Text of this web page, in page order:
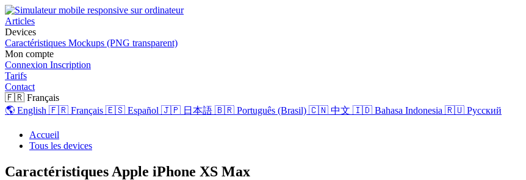
Articles
Devices
Caractéristiques Mockups (PNG transparent)
Mon compte
Connexion Inscription
Tarifs
Contact
🇫🇷 Français
🌎 English 🇫🇷 Français 🇪🇸 Español 🇯🇵 日本語 🇧🇷 Português (Brasil) 🇨🇳 中文 🇮🇩 Bahasa Indonesia 🇷🇺 Русский
Accueil
Tous les devices
Caractéristiques Apple iPhone XS Max